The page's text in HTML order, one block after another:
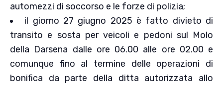
automezzi di soccorso e le forze di polizia;
il giorno 27 giugno 2025 è fatto divieto di
transito e sosta per veicoli e pedoni sul Molo
della Darsena dalle ore 06.00 alle ore 02.00 e
comunque fino al termine delle operazioni di
bonifica da parte della ditta autorizzata allo